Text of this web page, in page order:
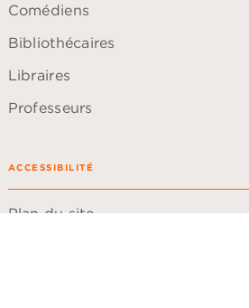
Comédiens
Bibliothécaires
Libraires
Professeurs
ACCESSIBILITÉ
Plan du site